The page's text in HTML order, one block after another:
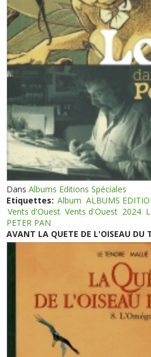
DansAlbums Editions Spéciales
Etiquettes: Album ALBUMS
Vents d'Ouest Vents d'Ouest 2024
PETER PAN
AVANT LA QUETE DE L'OISEAU DU